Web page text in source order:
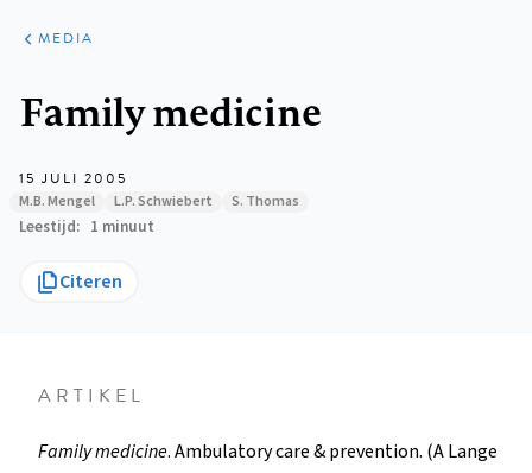
ARTIKELEN
VARIA
MEDIA
Family medicine
15 JULI 2005
M.B. Mengel L.P. Schwiebert S. Thomas
Leestijd 1 minuut
Citeren
ARTIKEL
Family medicine. Ambulatory care & prevention. (A Lange